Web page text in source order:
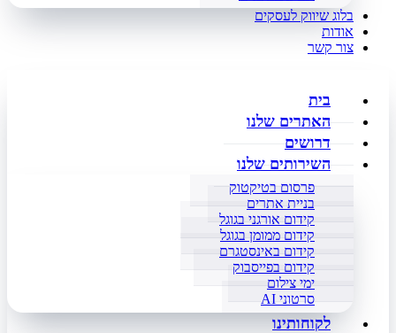
בלוג שיווק לעסקים
אודות
צור קשר
בית
האתרים שלנו
דרושים
השירותים שלנו
פרסום בטיקטוק
בניית אתרים
קידום אורגני בגוגל
קידום ממומן בגוגל
קידום באינסטגרם
קידום בפייסבוק
ימי צילום
סרטוני AI
לקוחותינו